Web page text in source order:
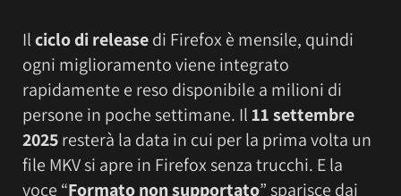
Ilciclo di releasedi Firefox è mensile, quindi
ogni miglioramento viene integrato
rapidamente e reso disponibile a milioni di
persone in poche settimane. Il11 settembre
2025resterà la data in cui per la prima volta un
file MKV si apre in Firefox senza trucchi. E la
voce “Formato non supportato” sparisce dai